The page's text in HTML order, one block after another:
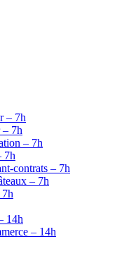
– 7h
7h
– 7h
7h
contrats – 7h
– 7h
14h
– 14h